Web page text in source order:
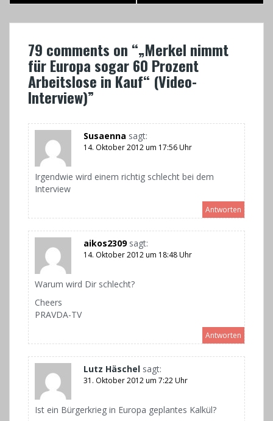
79 comments on “„Merkel nimmt
für Europa sogar 60 Prozent
Arbeitslose in Kauf“ (Video-
Interview)”
Susaenna sagt:
14. Oktober 2012 um 17:56 Uhr
Irgendwie wird einem richtig schlecht bei dem
Interview
Antworten
aikos2309 sagt:
14. Oktober 2012 um 18:48 Uhr
Warum wird Dir schlecht?
Cheers
PRAVDA-TV
Antworten
Lutz Häschel sagt:
31. Oktober 2012 um 7:22 Uhr
Ist ein Bürgerkrieg in Europa geplantes Kalkül?